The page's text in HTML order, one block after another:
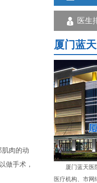
肉的动
做手术，
陈先生 前
医生
厦门蓝
厦门蓝天医
医疗机构、市网